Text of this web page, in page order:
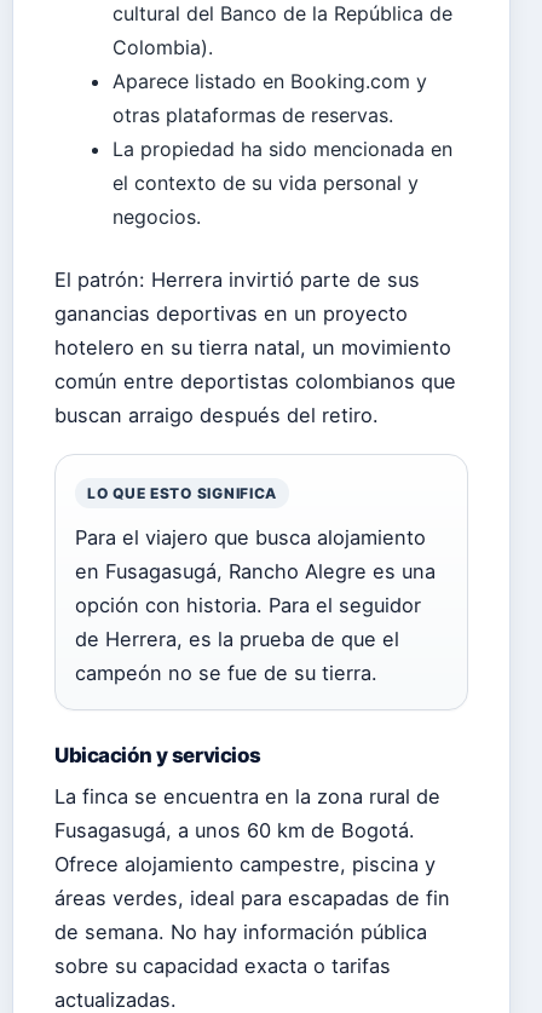
cultural del Banco de la República de
Colombia).
Aparece listado en Booking.com y
otras plataformas de reservas.
La propiedad ha sido mencionada en
el contexto de su vida personal y
negocios.
El patrón: Herrera invirtió parte de sus
ganancias deportivas en un proyecto
hotelero en su tierra natal, un movimiento
común entre deportistas colombianos que
buscan arraigo después del retiro.
LO QUE ESTO SIGNIFICA
Para el viajero que busca alojamiento
en Fusagasugá, Rancho Alegre es una
opción con historia. Para el seguidor
de Herrera, es la prueba de que el
campeón no se fue de su tierra.
Ubicación y servicios
La finca se encuentra en la zona rural de
Fusagasugá, a unos 60 km de Bogotá.
Ofrece alojamiento campestre, piscina y
áreas verdes, ideal para escapadas de fin
de semana. No hay información pública
sobre su capacidad exacta o tarifas
actualizadas.